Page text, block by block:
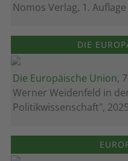
Nomos Verlag, 1.
DIE
Die Europäische Union,
Werner Weidenfeld in
Politikwissenschaft",